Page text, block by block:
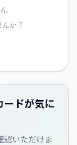
か？
ードが気に
認いただけま